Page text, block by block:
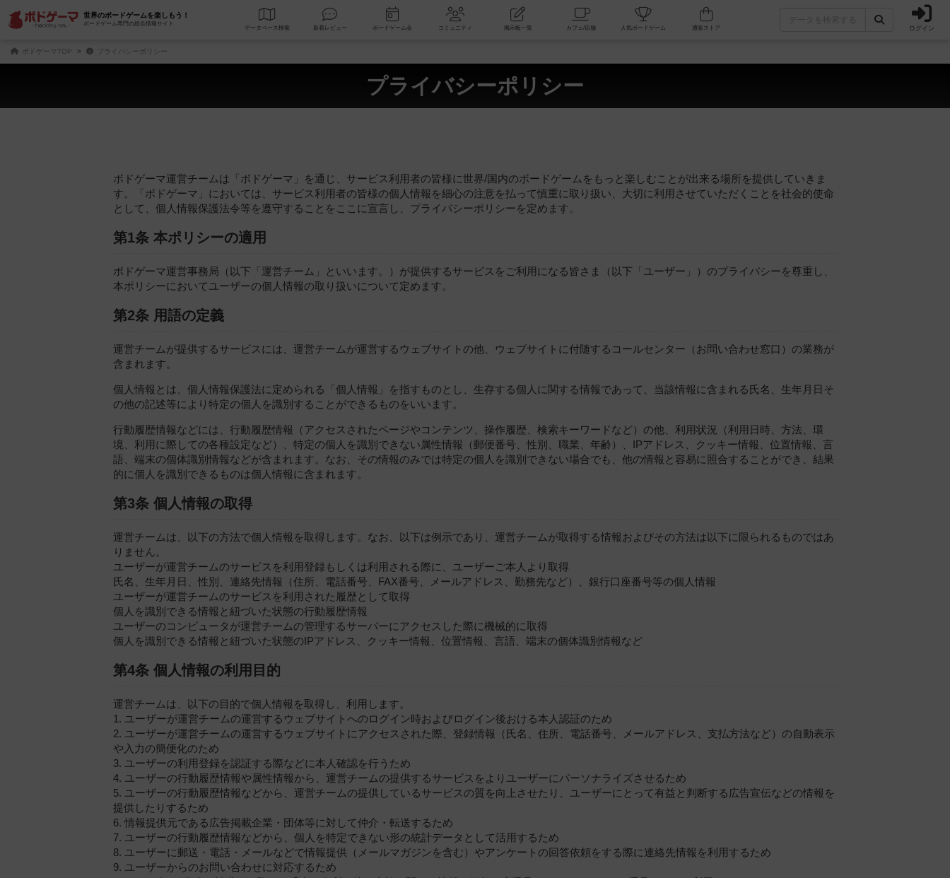
世界のボードゲームを楽しもう！
ボードゲーム専門の総合情報サイト
データベース 検索 新着レビュー ボードゲーム会 コミュニティ 掲示板一覧 カフェ/店舗 人気ボードゲーム ログイン
ボドゲーマTOP プライバシーポリシー
プライバシーポリシー
ボドゲーマ運営チームは「ボドゲーマ」を通じ、サービス利用者の皆様に世界/国内のボードゲームをもっと楽しむことが出来る場所を提供していきま
す。「ボドゲーマ」においては、サービス利用者の皆様の個人情報を細心の注意を払って慎重に取り扱い、大切に利用させていただくことを社会的使命
として、個人情報保護法令等を遵守することをここに宣言し、プライバシーポリシーを定めます。
第1条 本ポリシーの適用
ボドゲーマ運営事務局（以下「運営チーム」といいます。）が提供するサービスをご利用になる皆さま（以下「ユーザー」）のプライバシーを尊重し、
本ポリシーにおいてユーザーの個人情報の取り扱いについて定めます。
第2条 用語の定義
運営チームが提供するサービスには、運営チームが運営するウェブサイトの他、ウェブサイトに付随するコールセンター（お問い合わせ窓口）の業務が
含まれます。
個人情報とは、個人情報保護法に定められる「個人情報」を指すものとし、生存する個人に関する情報であって、当該情報に含まれる氏名、生年月日そ
の他の記述等により特定の個人を識別することができるものをいいます。
行動履歴情報などには、行動履歴情報（アクセスされたページやコンテンツ、操作履歴、検索キーワードなど）の他、利用状況（利用日時、方法、環
境、利用に際しての各種設定など）、特定の個人を識別できない属性情報（郵便番号、性別、職業、年齢）、IPアドレス、クッキー情報、位置情報、言
語、端末の個体識別情報などが含まれます。なお、その情報のみでは特定の個人を識別できない場合でも、他の情報と容易に照合することができ、結果
的に個人を識別できるものは個人情報に含まれます。
第3条 個人情報の取得
運営チームは、以下の方法で個人情報を取得します。なお、以下は例示であり、運営チームが取得する情報およびその方法は以下に限られるものではあ
りません。
ユーザーが運営チームのサービスを利用登録もしくは利用される際に、ユーザーご本人より取得
氏名、生年月日、性別、連絡先情報（住所、電話番号、FAX番号、メールアドレス、勤務先など）、銀行口座番号等の個人情報
ユーザーが運営チームのサービスを利用された履歴として取得
個人を識別できる情報と紐づいた状態の行動履歴情報
ユーザーのコンピュータが運営チームの管理するサーバーにアクセスした際に機械的に取得
個人を識別できる情報と紐づいた状態のIPアドレス、クッキー情報、位置情報、言語、端末の個体識別情報など
第4条 個人情報の利用目的
運営チームは、以下の目的で個人情報を取得し、利用します。
1. ユーザーが運営チームの運営するウェブサイトへのログイン時およびログイン後おける本人認証のため
2. ユーザーが運営チームの運営するウェブサイトにアクセスされた際、登録情報（氏名、住所、電話番号、メールアドレス、支払方法など）の自動表示
や入力の簡便化のため
3. ユーザーの利用登録を認証する際などに本人確認を行うため
4. ユーザーの行動履歴情報や属性情報から、運営チームの提供するサービスをよりユーザーにパーソナライズさせるため
5. ユーザーの行動履歴情報などから、運営チームの提供しているサービスの質を向上させたり、ユーザーにとって有益と判断する広告宣伝などの情報を
提供したりするため
6. 情報提供元である広告掲載企業・団体等に対して仲介・転送するため
7. ユーザーの行動履歴情報などから、個人を特定できない形の統計データとして活用するため
8. ユーザーに郵送・電話・メールなどで情報提供（メールマガジンを含む）やアンケートの回答依頼をする際に連絡先情報を利用するため
9. ユーザーからのお問い合わせに対応するため